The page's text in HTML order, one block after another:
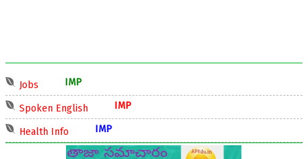
Jobs IMP
Spoken English IMP
Health Info IMP